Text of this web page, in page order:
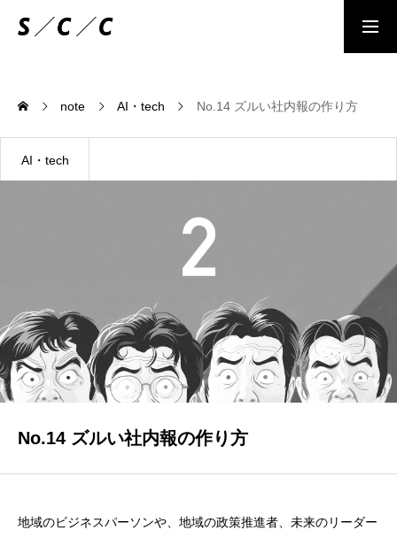
人が減っても大丈夫な社会をつくる
環境や経済エネルギーをどう活かすべきか？
DESIGN
次の時代のデザインの役割とは？
お知らせ、イベント告知など
note AI・tech No.14 ズルい社内報の作り方
AI・tech
No.14 ズルい社内報の作り方
地域のビジネスパーソンや、地域の政策推進者、未来のリーダー